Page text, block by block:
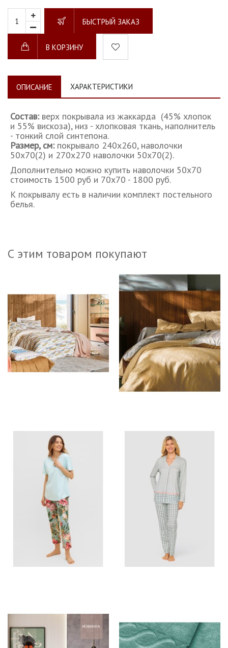
БЫСТРЫЙ ЗАКАЗ
В КОРЗИНУ
ОПИСАНИЕ ХАРАКТЕРИСТИКИ
Состав:верх покрывала из жаккарда (45% хлопок
и 55% вискоза), низ - хлопковая ткань, наполнитель
- тонкий слой синтепона.
Размер, см:покрывало 240х260, наволочки
50х70(2) и 270х270 наволочки 50х70(2).
Дополнительно можно купить наволочки 50х70
стоимость 1500 руб и 70х70 - 1800 руб.
К покрывалу есть в наличии комплект постельного
белья.
С этим товаром покупают